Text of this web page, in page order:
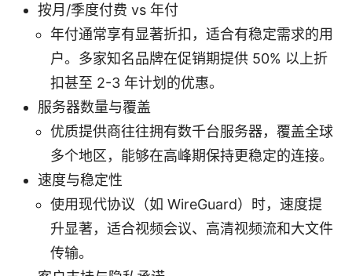
按月/季度付费 vs 年付
年付通常享有显著折扣，适合有稳定需求的用
户。多家知名品牌在促销期提供 50% 以上折
扣甚至 2-3 年计划的优惠。
服务器数量与覆盖
优质提供商往往拥有数千台服务器，覆盖全球
多个地区，能够在高峰期保持更稳定的连接。
速度与稳定性
使用现代协议（如 WireGuard）时，速度提
升显著，适合视频会议、高清视频流和大文件
传输。